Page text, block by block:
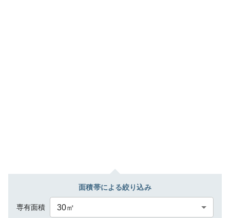
面積帯による絞り込み
専有面積 30㎡